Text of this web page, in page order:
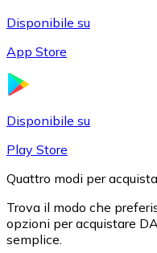
Disponibile su
App Store
Disponibile su
Play Store
Quattro modi per
Trova il modo che
opzioni per acquistare
semplice.